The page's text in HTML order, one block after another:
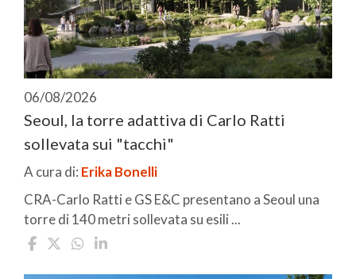
06/08/2026
Seoul, la torre adattiva di Carlo Ratti
sollevata sui "tacchi"
A cura di: Erika Bonelli
CRA-Carlo Ratti e GS E&C presentano a Seoul una
torre di 140 metri sollevata su esili ...